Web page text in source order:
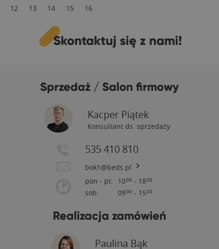
12 13 14 15 16
Skontaktuj się z nami!
Sprzedaż / Salon firmowy
Kacper Piątek
Konsultant ds. sprzedaży
535 410 810
bok1@beds.pl
pon - pt:
sob:
1000 - 1800
0900 - 1500
Realizacja zamówień
Paulina Bąk